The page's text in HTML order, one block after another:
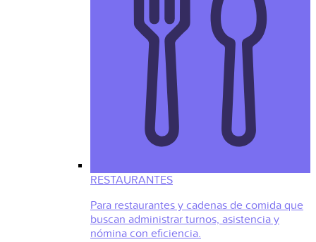
RESTAURANTES
Para restaurantes y cadenas de comida que
buscan administrar turnos, asistencia y
nómina con eficiencia.